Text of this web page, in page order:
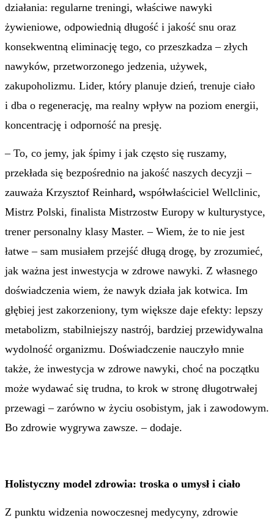
działania: regularne treningi, właściwe nawyki
żywieniowe, odpowiednią długość i jakość snu oraz
konsekwentną eliminację tego, co przeszkadza – złych
nawyków, przetworzonego jedzenia, używek,
zakupoholizmu. Lider, który planuje dzień, trenuje ciało
i dba o regenerację, ma realny wpływ na poziom energii,
koncentrację i odporność na presję.
– To, co jemy, jak śpimy i jak często się ruszamy,
przekłada się bezpośrednio na jakość naszych decyzji –
zauważa Krzysztof Reinhard, współwłaściciel Wellclinic,
Mistrz Polski, finalista Mistrzostw Europy w kulturystyce,
trener personalny klasy Master. – Wiem, że to nie jest
łatwe – sam musiałem przejść długą drogę, by zrozumieć,
jak ważna jest inwestycja w zdrowe nawyki. Z własnego
doświadczenia wiem, że nawyk działa jak kotwica. Im
głębiej jest zakorzeniony, tym większe daje efekty: lepszy
metabolizm, stabilniejszy nastrój, bardziej przewidywalna
wydolność organizmu. Doświadczenie nauczyło mnie
także, że inwestycja w zdrowe nawyki, choć na początku
może wydawać się trudna, to krok w stronę długotrwałej
przewagi – zarówno w życiu osobistym, jak i zawodowym.
Bo zdrowie wygrywa zawsze. – dodaje.
Holistyczny model zdrowia: troska o umysł i ciało
Z punktu widzenia nowoczesnej medycyny, zdrowie